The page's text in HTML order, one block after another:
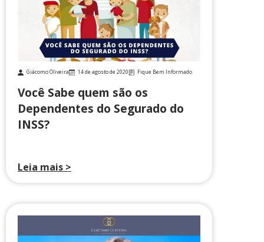
Giácomo Oliveira 14 de agosto de 2020 Fique Bem Informado
Você Sabe quem são os
Dependentes do Segurado do
INSS?
Leia mais >